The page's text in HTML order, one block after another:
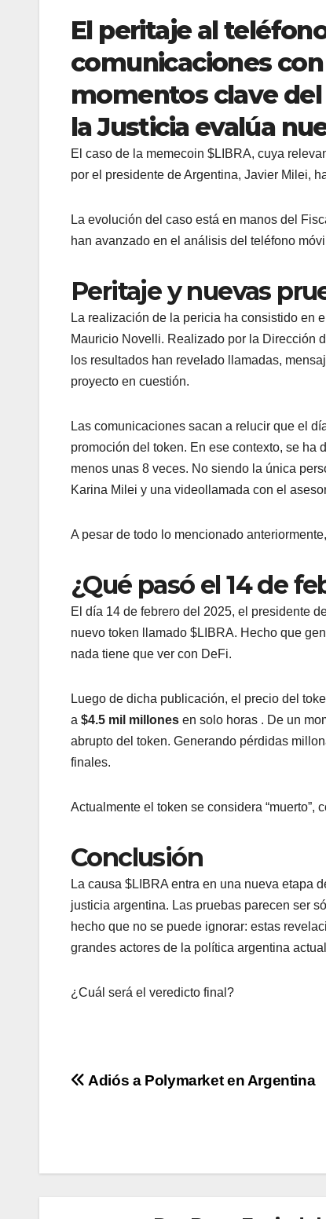
El peritaje al
comunicaciones
momentos clave
la Justicia evalúa
El caso de la memecoin $LIBRA, cuya
por el presidente de Argentina, Javier Milei,
La evolución del caso está en manos del
han avanzado en el análisis del teléfono
Peritaje y nuevas
La realización de la pericia ha consistido en
Mauricio Novelli. Realizado por la Dirección
los resultados han revelado llamadas,
proyecto en cuestión.
Las comunicaciones sacan a relucir que el
promoción del token. En ese contexto, se ha
menos unas 8 veces. No siendo la única
Karina Milei y una videollamada con el
A pesar de todo lo mencionado
¿Qué pasó el 14 de
El día 14 de febrero del 2025, el presidente
nuevo token llamado $LIBRA. Hecho que
nada tiene que ver con DeFi.
Luego de dicha publicación, el precio del
a $4.5 mil millones en solo horas . De un
abrupto del token. Generando pérdidas
finales.
Actualmente el token se considera
Conclusión
La causa $LIBRA entra en una nueva etapa
justicia argentina. Las pruebas parecen ser
hecho que no se puede ignorar: estas
grandes actores de la política argentina
¿Cuál será el veredicto final?
Navegación
Adiós a Polymarket en Argentina